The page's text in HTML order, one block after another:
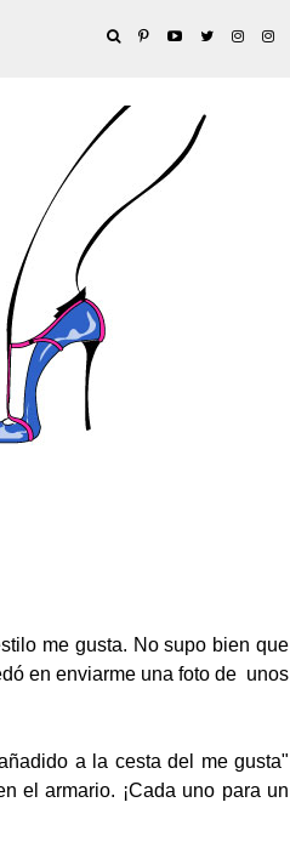
me gusta. No supo bien que
en enviarme una foto de unos
a la cesta del me gusta"
el armario. ¡Cada uno para un